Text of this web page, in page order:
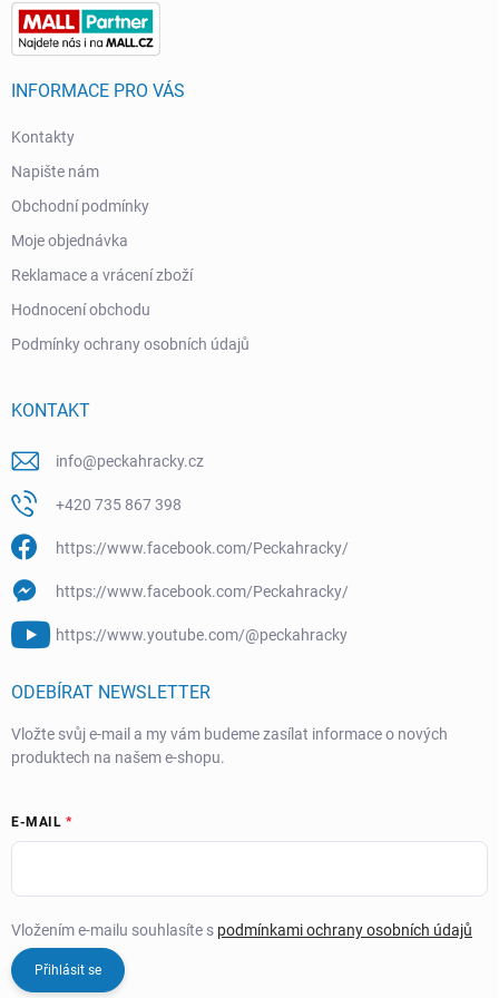
INFORMACE PRO VÁS
Kontakty
Napište nám
Obchodní podmínky
Moje objednávka
Reklamace a vrácení zboží
Hodnocení obchodu
Podmínky ochrany osobních údajů
KONTAKT
info@peckahracky.cz
+420 735 867 398
https://www.facebook.com/Peckahracky/
https://www.facebook.com/Peckahracky/
https://www.youtube.com/@peckahracky
ODEBÍRAT NEWSLETTER
Vložte svůj e-mail a my vám budeme zasílat informace o nových
produktech na našem e-shopu.
E-MAIL
Vložením e-mailu souhlasíte s podmínkami ochrany osobních údajů
Přihlásit se